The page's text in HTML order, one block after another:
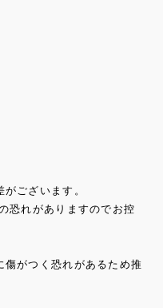
ございます。
恐れがありますのでお控
がつく恐れがあるため推